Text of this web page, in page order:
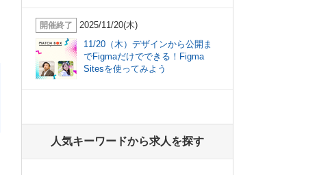
開催終了
2025/11/20(木)
11/20（木）デザインから公開ま
でFigmaだけでできる！Figma
Sitesを使ってみよう
人気キーワードから求人を探す